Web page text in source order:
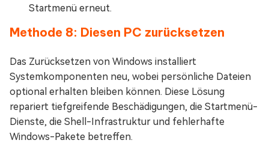
Startmenü erneut.
Methode 8: Diesen PC zurücksetzen
Das Zurücksetzen von Windows installiert
Systemkomponenten neu, wobei persönliche Dateien
optional erhalten bleiben können. Diese Lösung
repariert tiefgreifende Beschädigungen, die Startmenü-
Dienste, die Shell-Infrastruktur und fehlerhafte
Windows-Pakete betreffen.